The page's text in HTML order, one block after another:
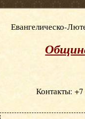
Евангелическо-
Контакты: +7